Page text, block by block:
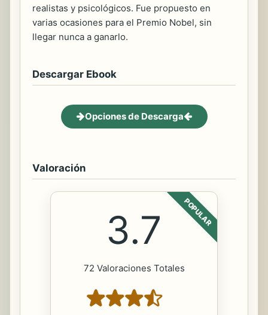
realistas y psicológicos. Fue propuesto en
varias ocasiones para el Premio Nobel, sin
llegar nunca a ganarlo.
Descargar Ebook
Opciones de Descarga
Valoración
POPULAR
3.7
72 Valoraciones Totales